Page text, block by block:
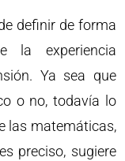
definir de forma
la experiencia
Ya sea que
o no, todavía lo
las matemáticas,
preciso, sugiere